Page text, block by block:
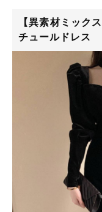
【異素材ミック
チュールドレス